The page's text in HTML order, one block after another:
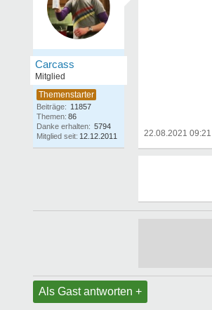
Carcass
Mitglied
Beiträge: 11857
Themen: 86
Danke erhalten: 5794
Mitglied seit: 12.12.2011 22.08.2021 09:21
Als Gast antworten +